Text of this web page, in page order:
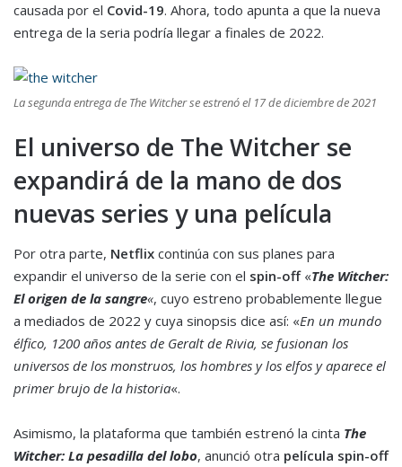
causada por el Covid-19. Ahora, todo apunta a que la nueva
entrega de la seria podría llegar a finales de 2022.
La segunda entrega de The Witcher se estrenó el 17 de diciembre de 2021
El universo de The Witcher se
expandirá de la mano de dos
nuevas series y una película
Por otra parte, Netflix continúa con sus planes para
expandir el universo de la serie con el spin-off«The Witcher:
El origen de la sangre«, cuyo estreno probablemente llegue
a mediados de 2022 y cuya sinopsis dice así: «En un mundo
élfico, 1200 años antes de Geralt de Rivia, se fusionan los
universos de los monstruos, los hombres y los elfos y aparece el
primer brujo de la historia«.
Asimismo, la plataforma que también estrenó la cinta The
Witcher: La pesadilla del lobo, anunció otra película spin-off